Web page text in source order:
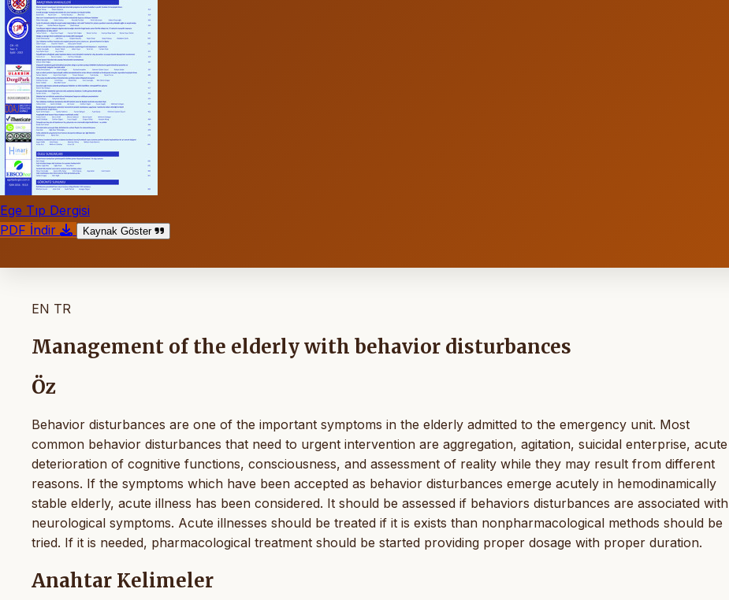
Ege Tıp Dergisi
PDF İndir
Kaynak Göster
EN TR
Management of the elderly with behavior disturbances
Öz
Behavior disturbances are one of the important symptoms in the elderly admitted to the emergency unit. Most
common behavior disturbances that need to urgent intervention are aggregation, agitation, suicidal enterprise, acute
deterioration of cognitive functions, consciousness, and assessment of reality while they may result from different
reasons. If the symptoms which have been accepted as behavior disturbances emerge acutely in hemodinamically
stable elderly, acute illness has been considered. It should be assessed if behaviors disturbances are associated with
neurological symptoms. Acute illnesses should be treated if it is exists than nonpharmacological methods should be
tried. If it is needed, pharmacological treatment should be started providing proper dosage with proper duration.
Anahtar Kelimeler